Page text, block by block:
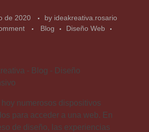
de 2020 by ideakreativa.rosario
Blog
Diseño Web
hoy numerosos dispositivos
para acceder a una web. En
de diseño, las experiencias